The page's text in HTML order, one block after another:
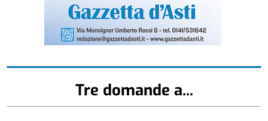
Tre domande a...